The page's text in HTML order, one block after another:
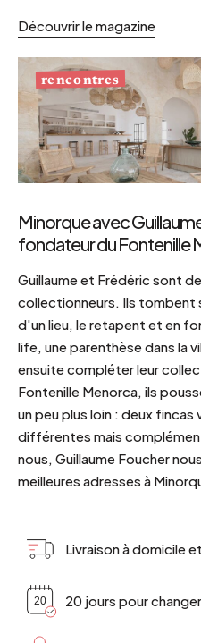
Découvrir le magazine
rencontres
Minorque avec
fondateur du Fontenille
Guillaume et Frédéric sont
collectionneurs. Ils tombent
d'un lieu, le retapent et en
life, une parenthèse dans la
ensuite compléter leur
Fontenille Menorca, ils
un peu plus loin : deux fincas
différentes mais
nous, Guillaume Foucher
meilleures adresses à
Livraison à domicile
20 jours pour